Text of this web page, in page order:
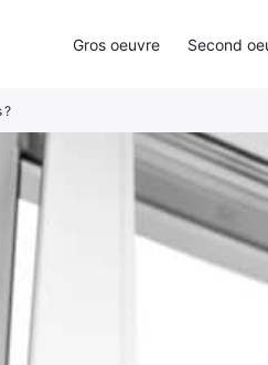
?
Gros oeuvre Second